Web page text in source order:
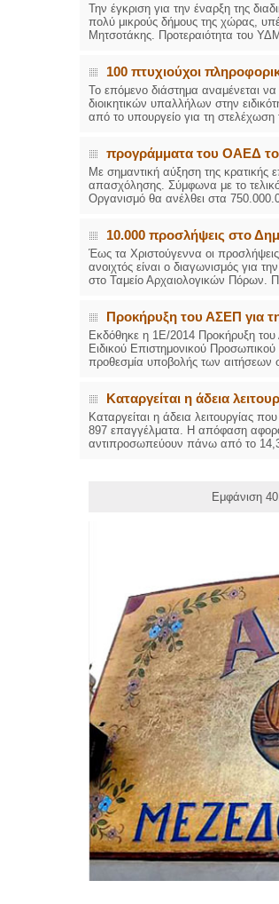
Την έγκριση για την έναρξη της
πολύ μικρούς δήμους της χώρας,
Μητσοτάκης. Προτεραιότητα του
100 πτυχιούχοι
Το επόμενο διάστημα αναμένεται
διοικητικών υπαλλήλων στην
από το υπουργείο για τη στελέχωση
προγράμματα του ΟΑΕΔ το
Με σημαντική αύξηση της
απασχόλησης. Σύμφωνα με το
Οργανισμό θα ανέλθει στα
10.000 προσλήψεις στο
Έως τα Χριστούγεννα οι
ανοιχτός είναι ο διαγωνισμός
στο Ταμείο Αρχαιολογικών Πόρων.
Προκήρυξη του ΑΣΕΠ για
Εκδόθηκε η 1Ε/2014 Προκήρυξη
Ειδικού Επιστημονικού
προθεσμία υποβολής των αιτήσεων
Καταργείται η άδεια
Καταργείται η άδεια λειτουργίας
897 επαγγέλματα. Η απόφαση αφορά
αντιπροσωπεύουν πάνω από το
Εμφάνιση